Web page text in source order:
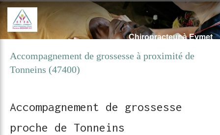
Chiropracteur à Eymet
Accompagnement de grossesse à proximité de
Tonneins (47400)
Accompagnement de grossesse
proche de Tonneins